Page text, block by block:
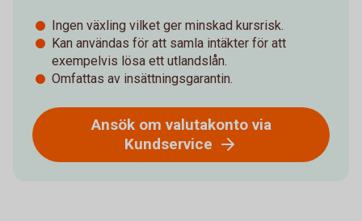
Ingen växling vilket ger minskad kursrisk.
Kan användas för att samla intäkter för att
exempelvis lösa ett utlandslån.
Omfattas av insättningsgarantin.
Ansök om valutakonto via
Kundservice